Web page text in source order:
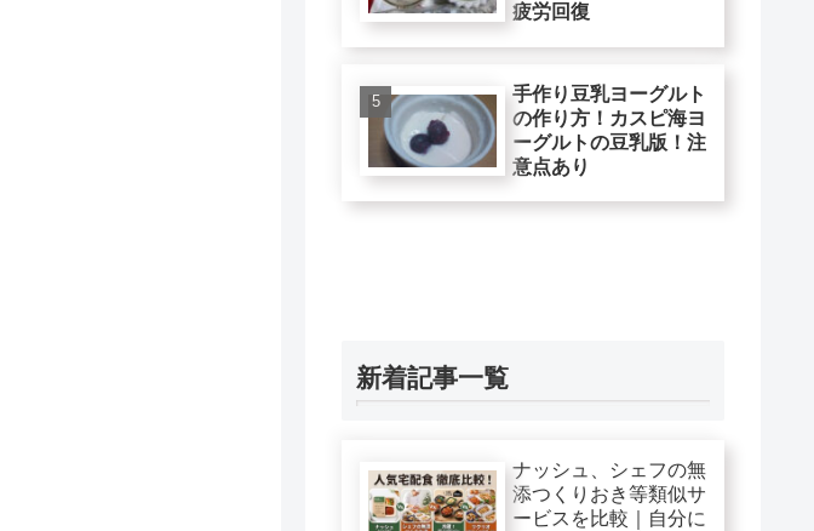
疲労回復
手作り豆乳ヨーグルト
の作り方！カスピ海ヨ
ーグルトの豆乳版！注
意点あり
新着記事一覧
ナッシュ、シェフの無
添つくりおき等類似サ
ービスを比較｜自分に